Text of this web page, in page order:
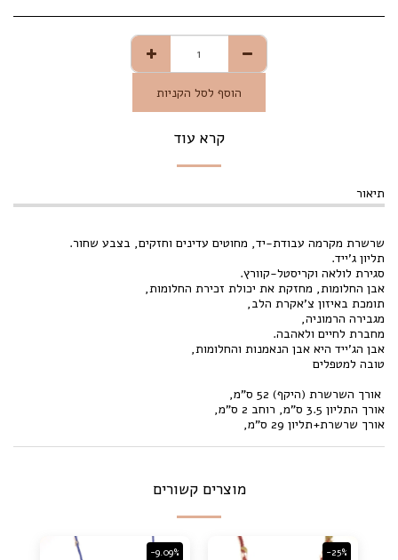
הוסף לסל הקניות
קרא עוד
תיאור
שרשרת מקרמה עבודת-יד, מחוטים עדינים וחזקים, בצבע שחור.
תליון ג'ייד.
סגירת לולאה וקריסטל-קוורץ.
אבן החלומות, מחזקת את יכולת זכירת החלומות,
תומכת באיזון צ'אקרת הלב,
מגבירה הרמוניה,
מחברת לחיים ולאהבה.
אבן הג'ייד היא אבן הנאמנות והחלומות,
טובה למטפלים
אורך השרשרת (היקף) 52 ס"מ,
אורך התליון 3.5 ס"מ, רוחב 2 ס"מ,
אורך שרשרת+תליון 29 ס"מ,
מוצרים קשורים
-25%
-9.09%